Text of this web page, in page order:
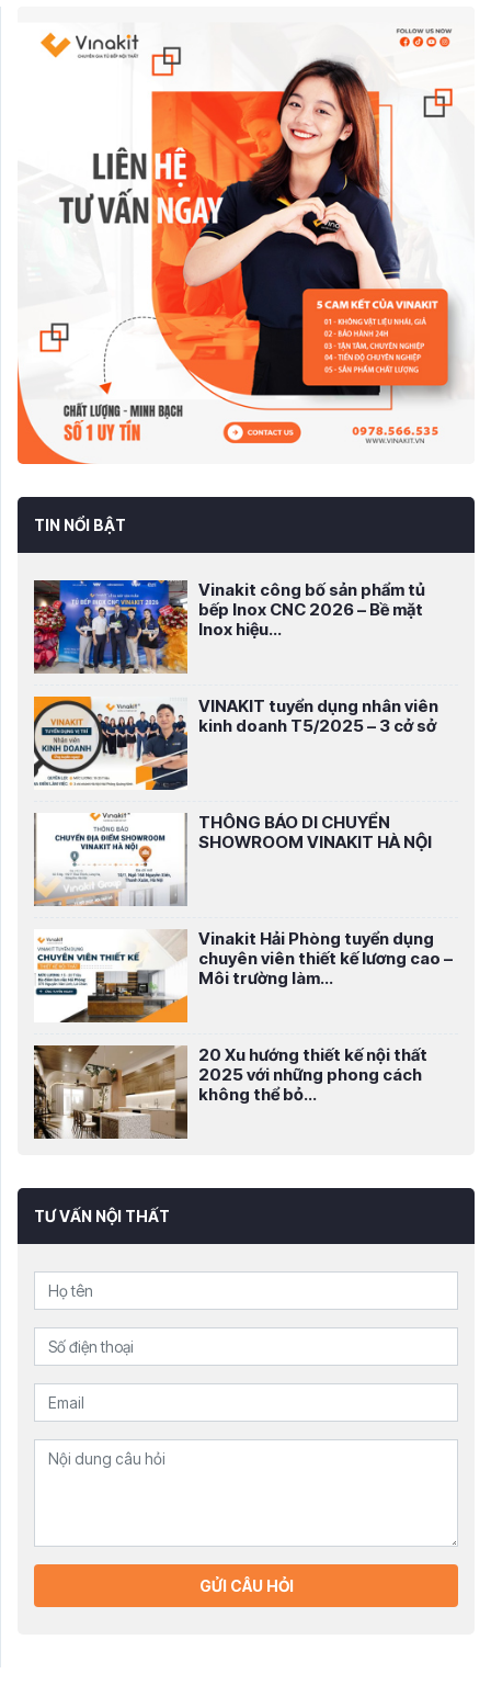
TIN NỔI BẬT
Vinakit công bố sản phẩm tủ
bếp Inox CNC 2026 – Bề mặt
Inox hiệu...
VINAKIT tuyển dụng nhân viên
kinh doanh T5/2025 – 3 cở sở
THÔNG BÁO DI CHUYỂN
SHOWROOM VINAKIT HÀ NỘI
Vinakit Hải Phòng tuyển dụng
chuyên viên thiết kế lương cao –
Môi trường làm...
20 Xu hướng thiết kế nội thất
2025 với những phong cách
không thể bỏ...
TƯ VẤN NỘI THẤT
GỬI CÂU HỎI